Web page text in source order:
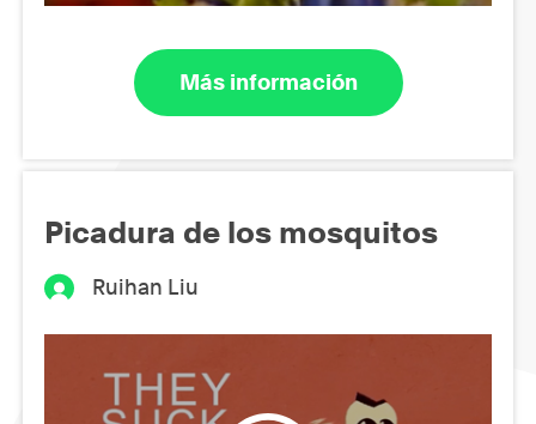
Más información
Picadura de los mosquitos
Ruihan Liu